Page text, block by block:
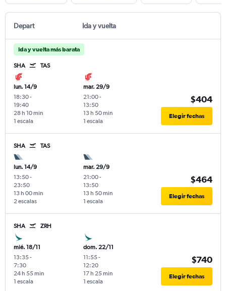
Depart Ida y vuelta
Ida y vuelta más barata
SHA TAS
lun. 14/9
18:30-
19:40
1 escala
28 h 10 min
mar. 29/9
21:00-
13:50
1 escala
13 h 50 min
$404
Elegir fechas
SHA TAS
lun. 14/9
13:50-
23:50
2 escalas
13 h 00 min
mar. 29/9
21:00-
13:50
1 escala
13 h 50 min
$464
Elegir fechas
SHA ZRH
mié. 18/11
13:35-
7:30
1 escala
24 h 55 min
dom. 22/11
11:55-
12:20
1 escala
17 h 25 min
$740
Elegir fechas